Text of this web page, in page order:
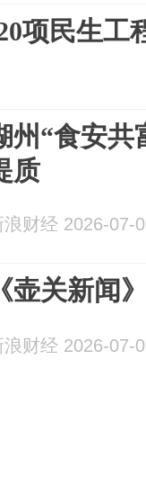
项民生
州“食安共
质
浪财经 2026-07-
《壶关新闻
浪财经 2026-07-